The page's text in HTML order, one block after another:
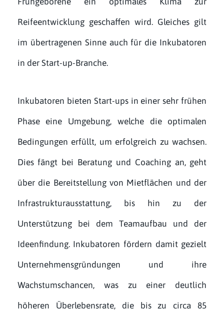
Reifeentwicklung geschaffen wird. Gleiches gilt
im übertragenen Sinne auch für die Inkubatoren
in der Start-up-Branche.
Inkubatoren bieten Start-ups in einer sehr frühen
Phase eine Umgebung, welche die optimalen
Bedingungen erfüllt, um erfolgreich zu wachsen.
Dies fängt bei Beratung und Coaching an, geht
über die Bereitstellung von Mietflächen und der
Infrastrukturausstattung, bis hin zu der
Unterstützung bei dem Teamaufbau und der
Ideenfindung. Inkubatoren fördern damit gezielt
Unternehmensgründungen und ihre
Wachstumschancen, was zu einer deutlich
höheren Überlebensrate, die bis zu circa 85